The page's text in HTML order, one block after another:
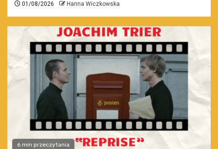
01/08/2026 Hanna Wiczkowska
6 min przeczytania